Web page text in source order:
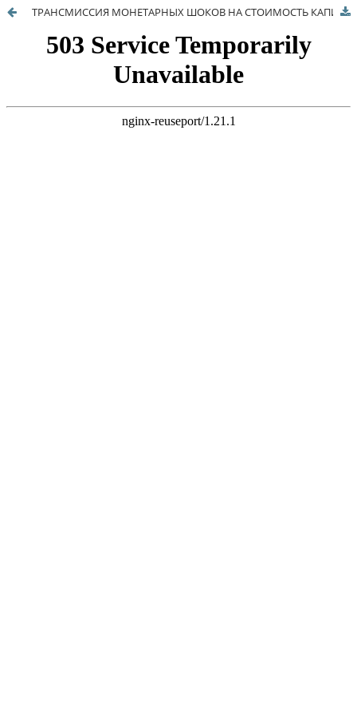
ТРАНСМИССИЯ МОНЕТАРНЫХ ШОКОВ НА СТОИМОСТЬ КАПИТАЛА ПРЕДПРИЯТИЙ В РОССИИ: АНАЛИЗ НА ОСНОВЕ ФУНКЦИЙ ИМПУЛЬСНОГО ОТКЛИКА ДОХОДНОСТИ ОФЗ